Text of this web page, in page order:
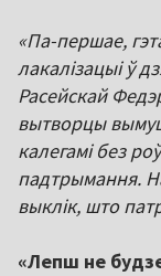
«Па-першае,
лакалізацыі ў
Расейскай
вытворцы
калегамі без
падтрымання.
выклік, што
«Лепш не